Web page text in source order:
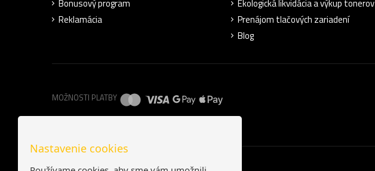
Bonusový program
Reklamácia
Ekologická likvidácia a výkup tonerov
Prenájom tlačových zariadení
Blog
MOŽNOSTI PLATBY
Nastavenie cookies